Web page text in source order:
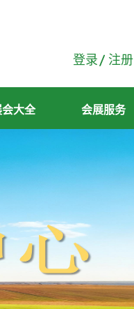
登录 注册
会大全 会展服务